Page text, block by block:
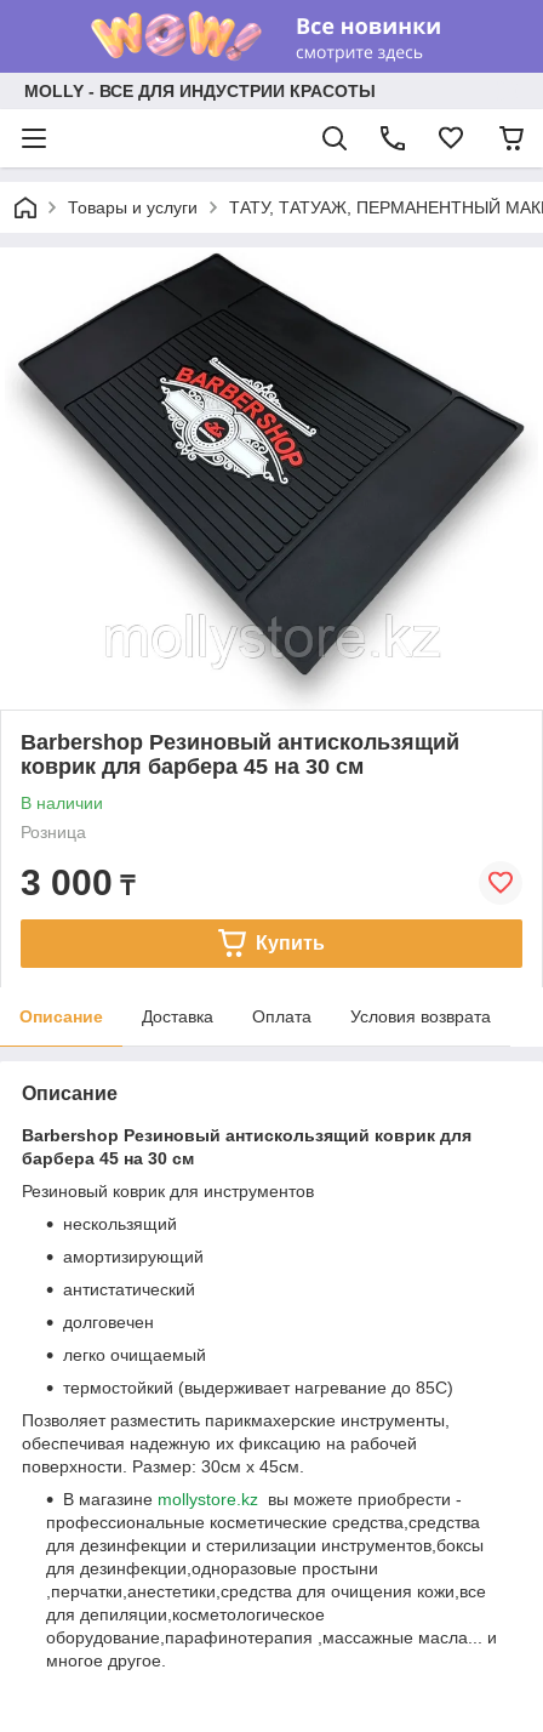
MOLLY - ВСЕ ДЛЯ ИНДУСТРИИ КРАСОТЫ
Товары и услуги ТАТУ, ТАТУАЖ, ПЕРМАНЕНТНЫЙ
Barbershop Резиновый антискользящий
коврик для барбера 45 на 30 см
В наличии
Розница
3 000 ₸
Купить
Описание Доставка Оплата Условия возврата
Описание
Barbershop Резиновый антискользящий коврик для
барбера 45 на 30 см
Резиновый коврик для инструментов
нескользящий
амортизирующий
антистатический
долговечен
легко очищаемый
термостойкий (выдерживает нагревание до 85С)
Позволяет разместить парикмахерские инструменты,
обеспечивая надежную их фиксацию на рабочей
поверхности. Размер: 30см х 45см.
В магазине mollystore.kz вы можете приобрести -
профессиональные косметические средства,средства
для дезинфекции и стерилизации инструментов,боксы
для дезинфекции,одноразовые простыни
,перчатки,анестетики,средства для очищения кожи,все
для депиляции,косметологическое
оборудование,парафинотерапия ,массажные масла... и
многое другое.